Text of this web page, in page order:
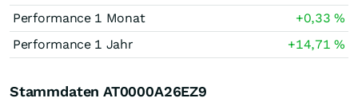
Performance 1 Monat
+0,33%
Performance 1 Jahr
+14,71%
Stammdaten AT0000A26EZ9